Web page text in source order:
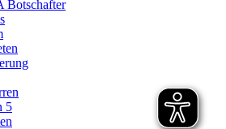
Botschafter
5